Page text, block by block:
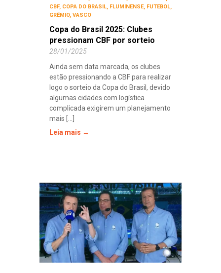
CBF, COPA DO BRASIL, FLUMINENSE, FUTEBOL,
GRÊMIO, VASCO
Copa do Brasil 2025: Clubes
pressionam CBF por sorteio
28/01/2025
Ainda sem data marcada, os clubes
estão pressionando a CBF para realizar
logo o sorteio da Copa do Brasil, devido
algumas cidades com logística
complicada exigirem um planejamento
mais [...]
Leia mais →